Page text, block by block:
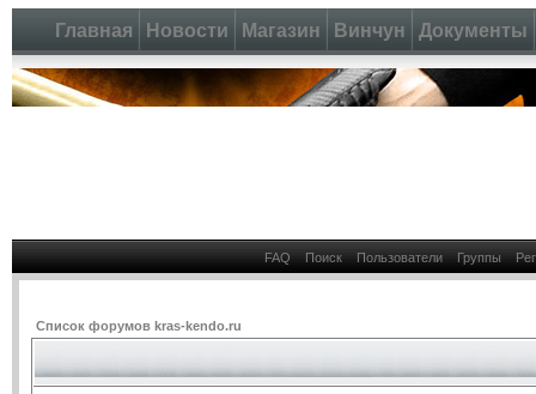
Главная Новости Магазин Винчун Документы
FAQ Поиск Пользователи Группы
Список форумов kras-kendo.ru